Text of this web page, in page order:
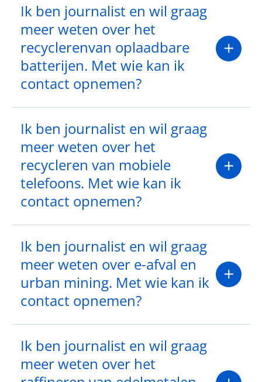
Ik ben journalist en wil graag
meer weten over het
recyclerenvan oplaadbare
batterijen. Met wie kan ik
contact opnemen?
Ik ben journalist en wil graag
meer weten over het
recycleren van mobiele
telefoons. Met wie kan ik
contact opnemen?
Ik ben journalist en wil graag
meer weten over e-afval en
urban mining. Met wie kan ik
contact opnemen?
Ik ben journalist en wil graag
meer weten over het